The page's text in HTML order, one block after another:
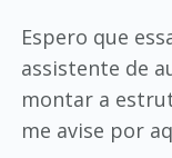
Espero que
assistente de
montar a
me avise por